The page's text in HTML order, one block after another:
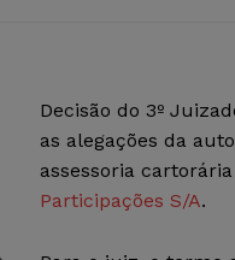
Decisão do 3º
as alegações da
assessoria
Participações S/A.